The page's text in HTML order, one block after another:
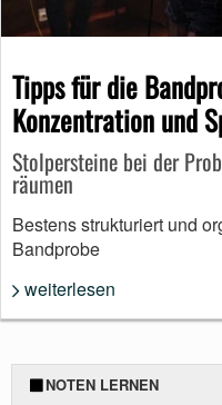
Tipps für die
Konzentration und
Stolpersteine bei der
räumen
Bestens strukturiert und
Bandprobe
weiterlesen
NOTEN LERNEN